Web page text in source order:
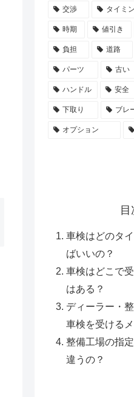
交渉 タイミ
時期 値引き
負担 道路
パーツ 古い
ハンドル 安全
下取り ブレ
オプション
目
車検はどのタ
ばいいの？
車検はどこで
はある？
ディーラー・
車検を受ける
整備工場の指
違うの？